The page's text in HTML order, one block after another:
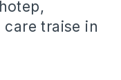
traise in